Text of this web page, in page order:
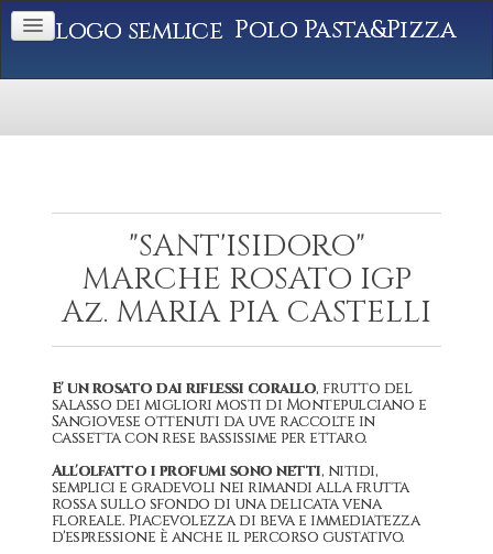
Polo Pasta&Pizza
"SANT'ISIDORO"
MARCHE ROSATO IGP
Az. MARIA PIA CASTELLI
E' un rosato dai riflessi corallo, frutto del
salasso dei migliori mosti di Montepulciano e
Sangiovese ottenuti da uve raccolte in
cassetta con rese bassissime per ettaro.
All'olfatto i profumi sono netti, nitidi,
semplici e gradevoli nei rimandi alla frutta
rossa sullo sfondo di una delicata vena
floreale. Piacevolezza di beva e immediatezza
d'espressione è anche il percorso gustativo.